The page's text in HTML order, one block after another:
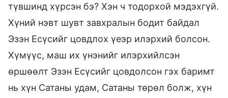
түвшинд хүрсэн бэ? Хэн ч тодорхой мэдэхгүй.
Хүний нэвт шувт завхралын бодит байдал
Эзэн Есүсийг цовдлох үеэр илэрхий болсон.
Хүмүүс, маш их үнэнийг илэрхийлсэн
өршөөлт Эзэн Есүсийг цовдолсон гэх баримт
нь хүн Сатаны удам, Сатаны төрөл болж, хүн